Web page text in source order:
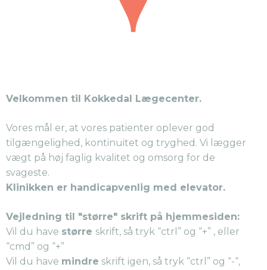
Velkommen til Kokkedal Lægecenter.
Vores mål er, at vores patienter oplever god
tilgængelighed, kontinuitet og tryghed. Vi lægger
vægt på høj faglig kvalitet og omsorg for de
svageste.
Klinikken er handicapvenlig med elevator.
Vejledning til "større" skrift på hjemmesiden:
Vil du have større skrift, så tryk “ctrl” og “+” , eller
“cmd” og “+”
Vil du have mindre skrift igen, så tryk “ctrl” og “-“,